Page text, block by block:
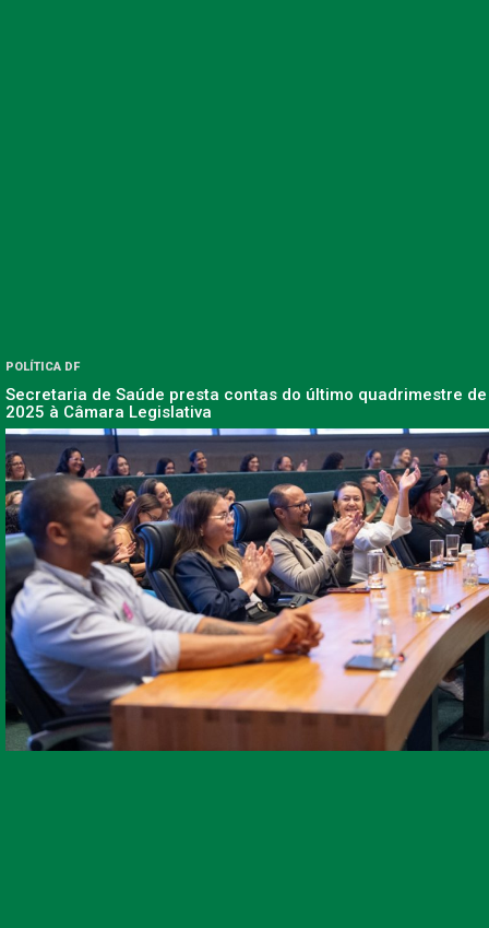
POLÍTICA DF
Secretaria de Saúde presta contas do último quadrimestre de
2025 à Câmara Legislativa